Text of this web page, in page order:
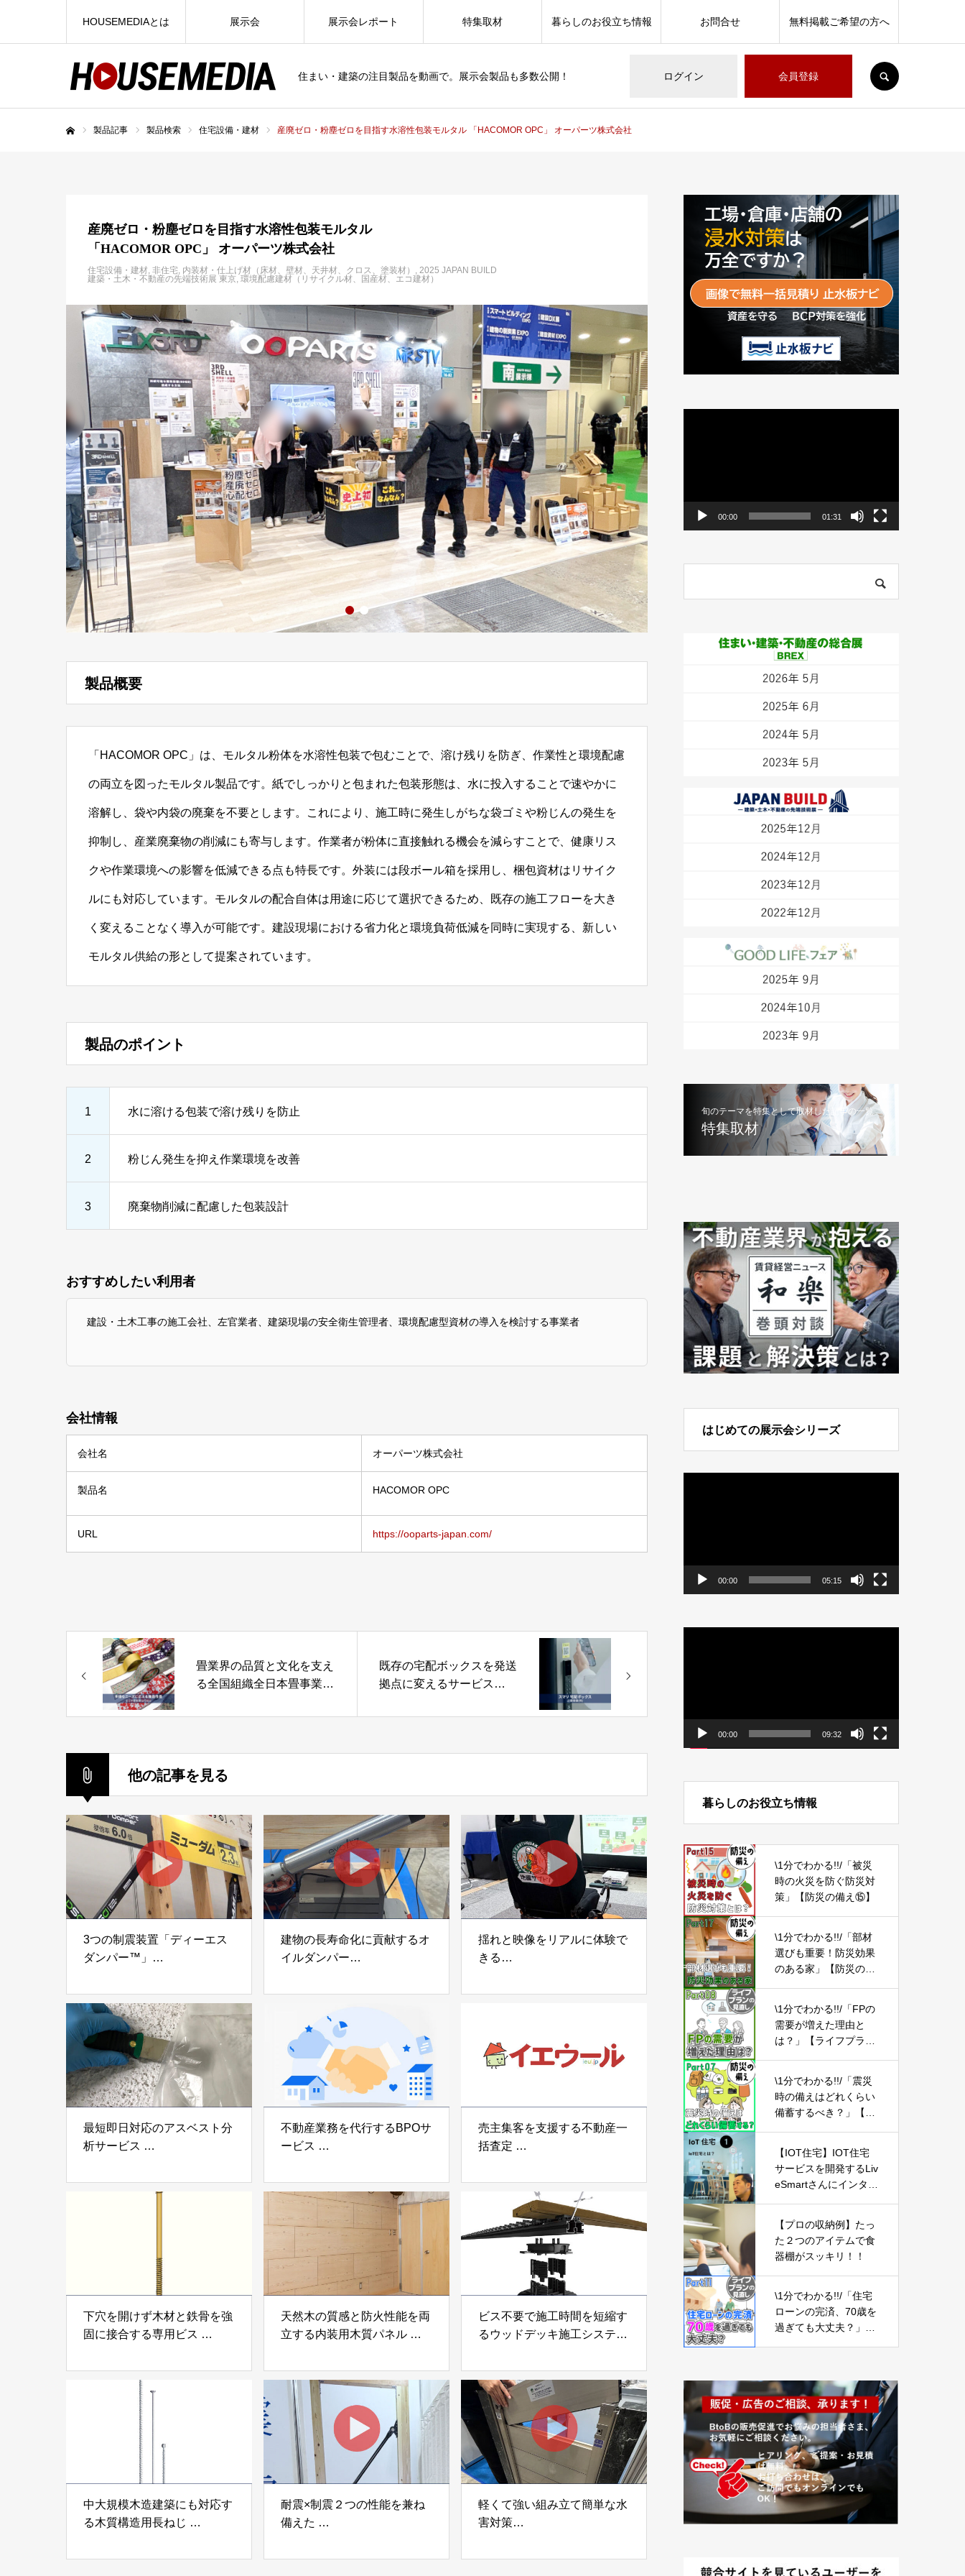
住まい・建築の注目製品を動画で。展示会製品も多数公開！ ログイン 会員登録
HOUSEMEDIAとは 展示会 展示会レポート 特集取材 暮らしのお役立ち情報 お問合せ 無料掲載ご希望の方へ
製品記事 製品検索 住宅設備・建材 産廃ゼロ・粉塵ゼロを目指す水溶性包装モルタル 「HACOMOR OPC」 オーパーツ株式会社
産廃ゼロ・粉塵ゼロを目指す水溶性包装モルタル
「HACOMOR OPC」 オーパーツ株式会社
住宅設備・建材 非住宅 内装材・仕上げ材（床材、壁材、天井材、クロス、塗装材）
2025 JAPAN BUILD
建築・土木・不動産の先端技術展 東京 環境配慮建材（リサイクル材、国産材、エコ建材）
製品概要
「HACOMOR OPC」は、モルタル粉体を水溶性包装で包むことで、溶け残りを防ぎ、作業性と環境配慮
の両立を図ったモルタル製品です。紙でしっかりと包まれた包装形態は、水に投入することで速やかに
溶解し、袋や内袋の廃棄を不要とします。これにより、施工時に発生しがちな袋ゴミや粉じんの発生を
抑制し、産業廃棄物の削減にも寄与します。作業者が粉体に直接触れる機会を減らすことで、健康リス
クや作業環境への影響を低減できる点も特長です。外装には段ボール箱を採用し、梱包資材はリサイク
ルにも対応しています。モルタルの配合自体は用途に応じて選択できるため、既存の施工フローを大き
く変えることなく導入が可能です。建設現場における省力化と環境負荷低減を同時に実現する、新しい
モルタル供給の形として提案されています。
製品のポイント
1 水に溶ける包装で溶け残りを防止
2 粉じん発生を抑え作業環境を改善
3 廃棄物削減に配慮した包装設計
おすすめしたい利用者
建設・土木工事の施工会社、左官業者、建築現場の安全衛生管理者、環境配慮型資材の導入を検討する事業者
会社情報
会社名 オーパーツ株式会社
製品名 HACOMOR OPC
URL https://ooparts-japan.com/
畳業界の品質と文化を支え
る全国組織全日本畳事業協
既存の宅配ボックスを発送
拠点に変えるサービス
三菱商事株式会社
他の記事を見る
3つの制震装置「ディーエス
ダンパー™」
プ®」
アイディールブレーン株式会
社
建物の長寿命化に貢献するオ
イルダンパー
「evoltz」
揺れと映像をリアルに体験で
きる
「地震ザブトン」
最短即日対応のアスベスト分
析サービス
株式会社べスター
不動産業務を代行するBPOサ
ービス
らぶGROUP
売主集客を支援する不動産一
括査定
Speee
下穴を開けず木材と鉄骨を強
固に接合する専用ビス
株式会社
天然木の質感と防火性能を両
立する内装用木質パネル
モクパネル）」 合同会社サ
ンパテック
ビス不要で施工時間を短縮す
るウッドデッキ施工システム
JAPAN
中大規模木造建築にも対応す
る木質構造用長ねじ
ス」 株式会社カナイ
耐震×制震２つの性能を兼ね
備えた
工業株式会社
軽くて強い組み立て簡単な水
害対策
ー」
00:00 01:31
旬のテーマを特集として取材した記事の一覧
特集取材
はじめての展示会シリーズ
00:00 05:15
動
00:00 09:32
暮らしのお役立ち情報
\1分でわかる!!/「被災
時の火災を防ぐ防災対
策」【防災の備え⑮】
\1分でわかる!!/「部材
選びも重要！防災効果
のある家」【防災の備
\1分でわかる!!/「FPの
需要が増えた理由と
は？」【ライフプラン
\1分でわかる!!/「震災
時の備えはどれくらい
備蓄するべき？」【防
【IOT住宅】IOT住宅
サービスを開発するLiv
eSmartさんにインタビ
【プロの収納例】たっ
た２つのアイテムで食
器棚がスッキリ！！
\1分でわかる!!/「住宅
ローンの完済、70歳を
過ぎても大丈夫？」